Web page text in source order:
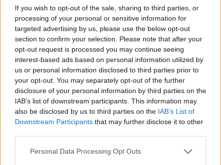
If you wish to opt-out of the sale, sharing to third parties, or
processing of your personal or sensitive information for
targeted advertising by us, please use the below opt-out
section to confirm your selection. Please note that after your
opt-out request is processed you may continue seeing
interest-based ads based on personal information utilized by
us or personal information disclosed to third parties prior to
your opt-out. You may separately opt-out of the further
disclosure of your personal information by third parties on the
IAB’s list of downstream participants. This information may
also be disclosed by us to third parties on the IAB’s List of
Downstream Participants that may further disclose it to other
Personal Data Processing Opt Outs
ΣΥΜΒΑΤΙΚΕΣ ΠΗΓΕΣ
Σχεδόν 70% πάνω από τα προ κρίσης επίπεδα
οι λιανικές τιμές του φυσικού αερίου στην
Ευρώπη
30/07/2026 - 08:03